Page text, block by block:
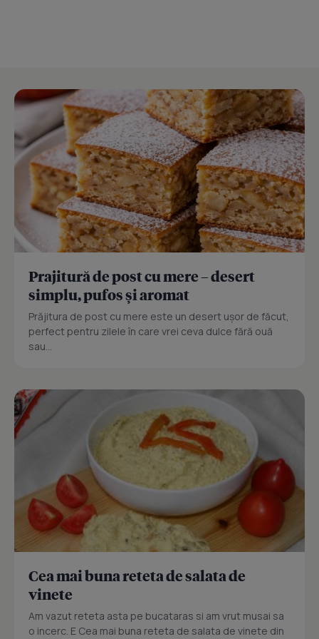
Prajitură de post cu mere – desert
simplu, pufos și aromat
Prăjitura de post cu mere este un desert ușor de făcut,
perfect pentru zilele în care vrei ceva dulce fără ouă
sau...
Cea mai buna reteta de salata de
vinete
Am vazut reteta asta pe bucataras si am vrut musai sa
o incerc. E Cea mai buna reteta de salata de vinete din